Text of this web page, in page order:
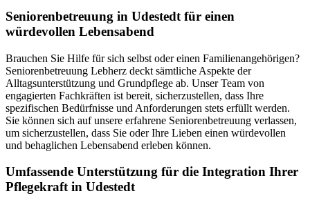
Senioren­betreuung in Udestedt für einen
würdevollen Lebensabend
Brauchen Sie Hilfe für sich selbst oder einen Familienangehörigen?
Seniorenbetreuung Lebherz deckt sämtliche Aspekte der
Alltagsunterstützung und Grundpflege ab. Unser Team von
engagierten Fachkräften ist bereit, sicherzustellen, dass Ihre
spezifischen Bedürfnisse und Anforderungen stets erfüllt werden.
Sie können sich auf unsere erfahrene Seniorenbetreuung verlassen,
um sicherzustellen, dass Sie oder Ihre Lieben einen würdevollen
und behaglichen Lebensabend erleben können.
Umfassende Unterstützung für die Integration Ihrer
Pflegekraft in Udestedt